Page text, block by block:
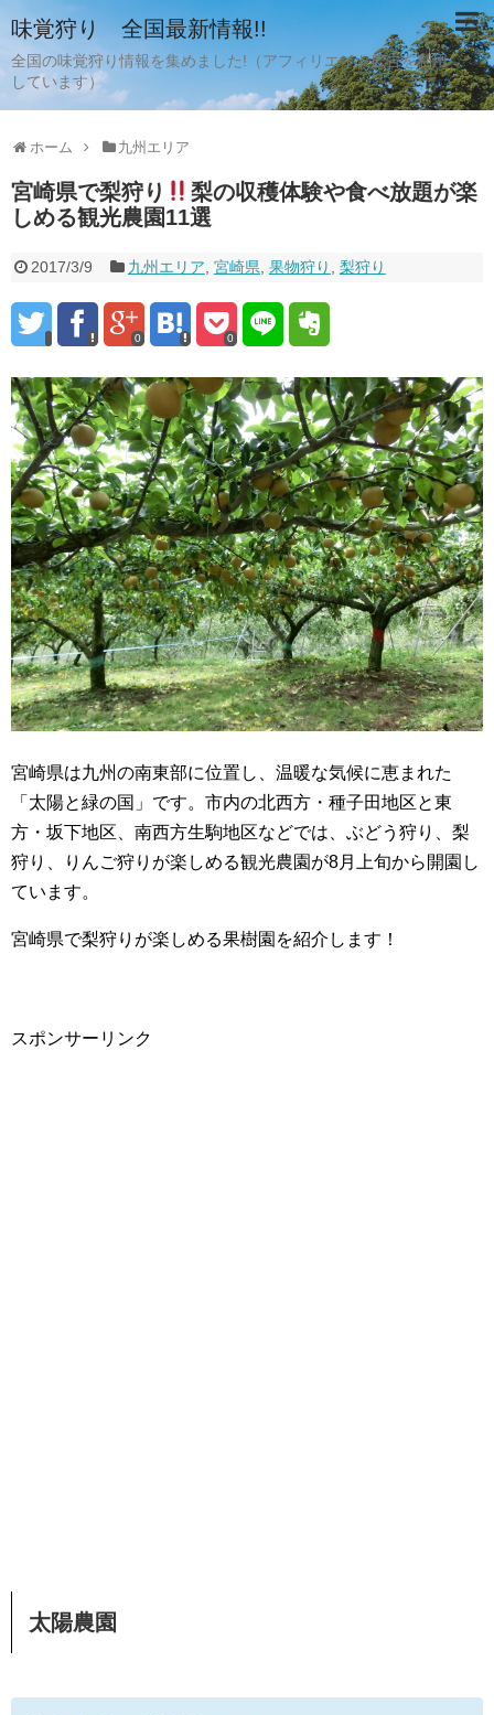
味覚狩り 全国最新情報!!
全国の味覚狩り情報を集めました!（アフィリエイト広告を利用
しています）
ホーム 九州エリア
宮崎県で梨狩り
梨の収穫体験や食べ放題が楽
しめる観光農園11選
2017/3/9 九州エリア 宮崎県 果物狩り 梨狩り
0 0
宮崎県は九州の南東部に位置し、温暖な気候に恵まれた
「太陽と緑の国」です。市内の北西方・種子田地区と東
方・坂下地区、南西方生駒地区などでは、ぶどう狩り、梨
狩り、りんご狩りが楽しめる観光農園が8月上旬から開園し
ています。
宮崎県で梨狩りが楽しめる果樹園を紹介します！
スポンサーリンク
太陽農園